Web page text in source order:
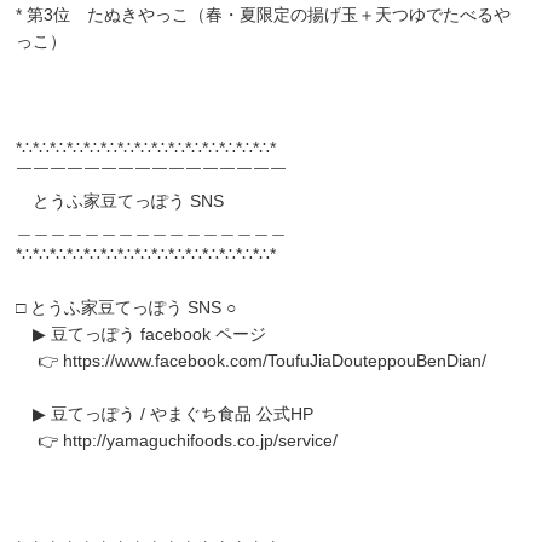
* 第3位 たぬきやっこ（春・夏限定の揚げ玉＋天つゆでたべるや
っこ）
*∴*∴*∴*∴*∴*∴*∴*∴*∴*∴*∴*∴*∴*∴*∴*
￣￣￣￣￣￣￣￣￣￣￣￣￣￣￣￣
とうふ家豆てっぽう SNS
*∴*∴*∴*∴*∴*∴*∴*∴*∴*∴*∴*∴*∴*∴*∴*
□ とうふ家豆てっぽう SNS ○
▶︎ 豆てっぽう facebook ページ
👉 https://www.facebook.com/ToufuJiaDouteppouBenDian/
▶︎ 豆てっぽう / やまぐち食品 公式HP
👉 http://yamaguchifoods.co.jp/service/